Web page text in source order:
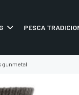
PESCA
gunmetal